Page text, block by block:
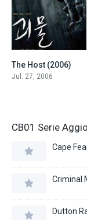
The Host (2006)
Jul. 27, 2006
CB01 Serie
Cape
Criminal
Dutton